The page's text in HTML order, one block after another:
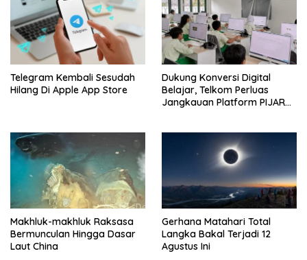
Telegram Kembali Sesudah
Hilang Di Apple App Store
Dukung Konversi Digital
Belajar, Telkom Perluas
Jangkauan Platform PIJAR
Makhluk-makhluk Raksasa
Bermunculan Hingga Dasar
Laut China
Gerhana Matahari Total
Langka Bakal Terjadi 12
Agustus Ini